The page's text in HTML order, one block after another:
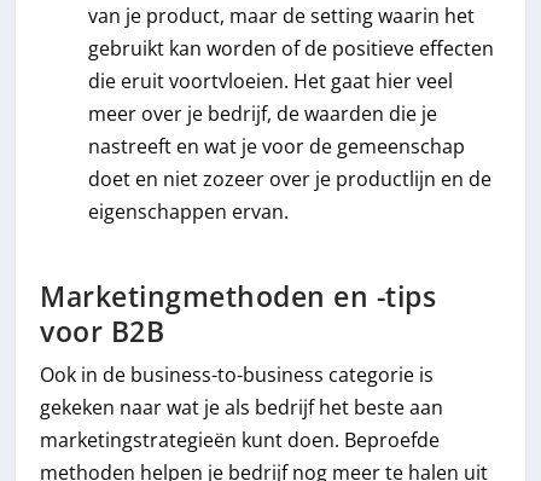
van je product, maar de setting waarin het
gebruikt kan worden of de positieve effecten
die eruit voortvloeien. Het gaat hier veel
meer over je bedrijf, de waarden die je
nastreeft en wat je voor de gemeenschap
doet en niet zozeer over je productlijn en de
eigenschappen ervan.
Marketingmethoden en -tips
voor B2B
Ook in de business-to-business categorie is
gekeken naar wat je als bedrijf het beste aan
marketingstrategieën kunt doen. Beproefde
methoden helpen je bedrijf nog meer te halen uit